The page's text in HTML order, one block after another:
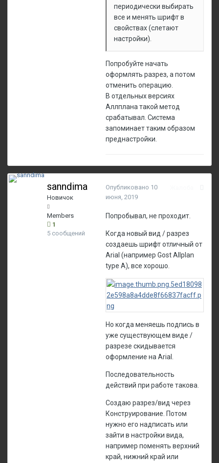
периодически выбирать
все и менять шрифт в
свойствах (слетают
настройки).
Попробуйте начать
оформлять разрез, а потом
отменить операцию.
В отдельных версиях
Аллплана такой метод
срабатывал. Система
запоминает таким образом
преднастройки.
sanndima
Новичок
Members
1
5 сообщений
Опубликовано 10
июня, 2019
Попробывал, не проходит.
Когда новый вид / разрез
создаешь шрифт отличный от
Arial (например Gost Allplan
type A), все хорошо.
Но когда меняешь подпись в
уже существующем виде /
разрезе скидывается
оформление на Arial.
Последовательность
действий при работе такова.
Создаю разрез/вид через
Конструирование. Потом
нужно его надписать или
зайти в настройки вида,
например поменять верхний
край, нижний край или